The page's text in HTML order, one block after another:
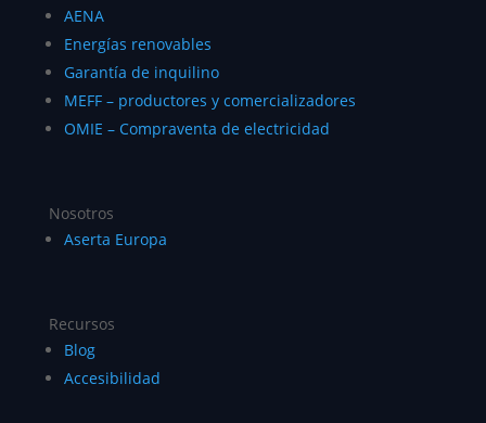
AENA
Energías renovables
Garantía de inquilino
MEFF – productores y comercializadores
OMIE – Compraventa de electricidad
Nosotros
Aserta Europa
Recursos
Blog
Accesibilidad